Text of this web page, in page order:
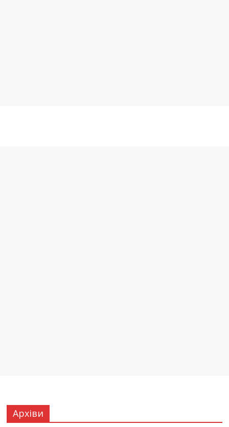
Архіви